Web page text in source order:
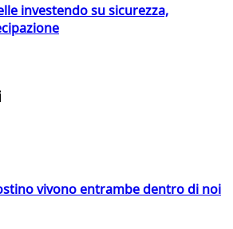
investendo su sicurezza,
vivono entrambe dentro di noi